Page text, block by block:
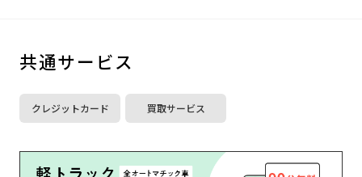
共通サービス
クレジットカード 買取サービス